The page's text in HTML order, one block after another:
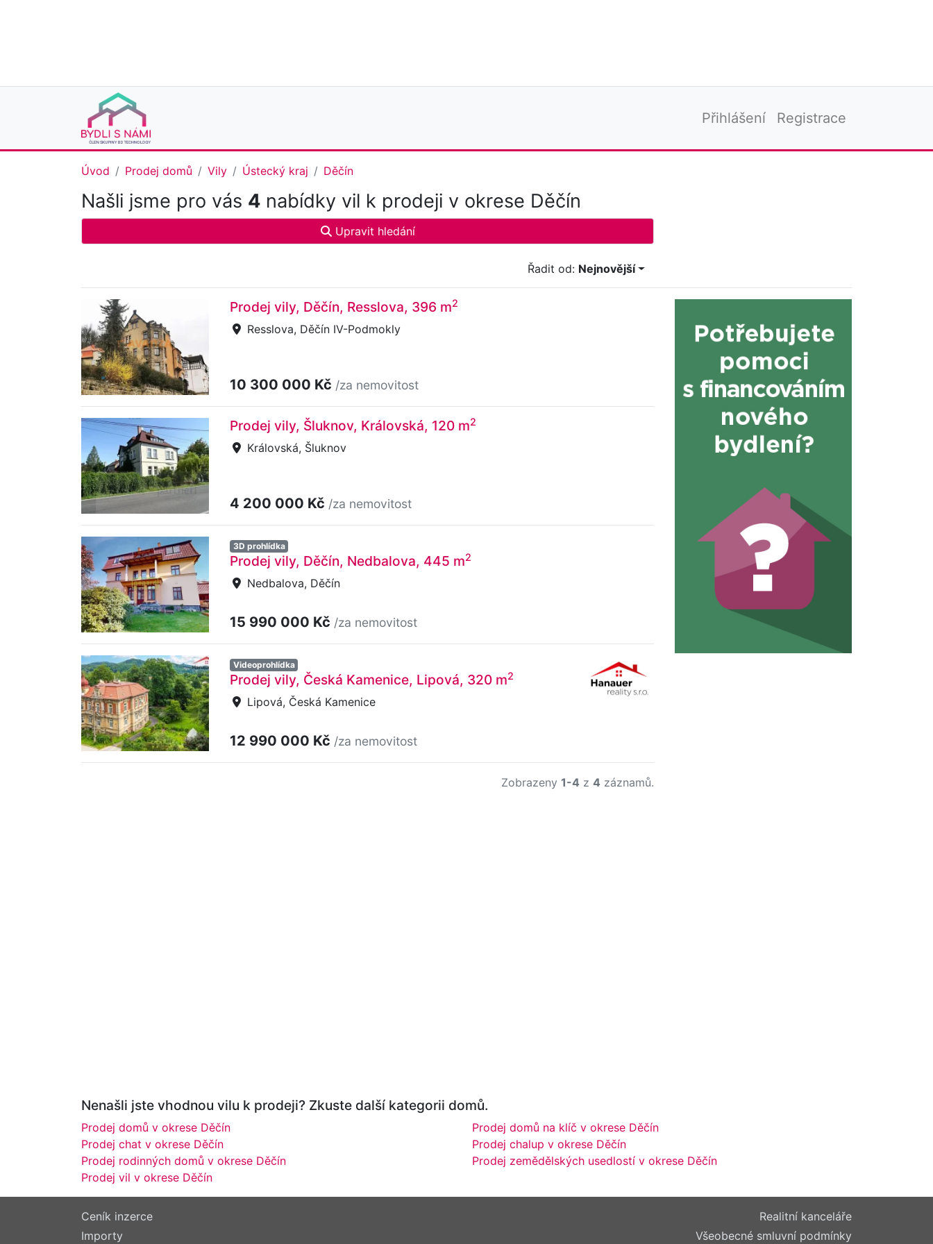
Přihlášení Registrace
Úvod Prodej domů Vily Ústecký kraj Děčín
Našli jsme pro vás 4 nabídky vil k prodeji v okrese Děčín
Upravit hledání
Řadit od: Nejnovější
Prodej vily, Děčín, Resslova, 396 m2
Resslova, Děčín IV-Podmokly
10 300 000 Kč /za nemovitost
Prodej vily, Šluknov, Královská, 120 m2
Královská, Šluknov
4 200 000 Kč /za nemovitost
3D prohlídka
Prodej vily, Děčín, Nedbalova, 445 m2
Nedbalova, Děčín
15 990 000 Kč /za nemovitost
Videoprohlídka
Prodej vily, Česká Kamenice, Lipová, 320 m2
Lipová, Česká Kamenice
12 990 000 Kč /za nemovitost
Zobrazeny 1-4 z 4 záznamů.
Nenašli jste vhodnou vilu k prodeji? Zkuste další kategorii domů.
Prodej domů v okrese Děčín
Prodej chat v okrese Děčín
Prodej rodinných domů v okrese Děčín
Prodej vil v okrese Děčín
Prodej domů na klíč v okrese Děčín
Prodej chalup v okrese Děčín
Prodej zemědělských usedlostí v okrese Děčín
Ceník inzerce
Importy
Realitní kanceláře
Všeobecné smluvní podmínky